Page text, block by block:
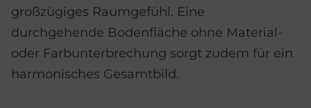
großzügiges Raumgefühl. Eine
durchgehende Bodenfläche ohne Material-
oder Farbunterbrechung sorgt zudem für ein
harmonisches Gesamtbild.